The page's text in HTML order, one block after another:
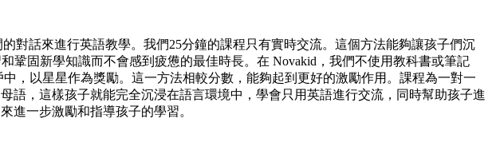
對話來進行英語教學。我們25分鐘的課程只有實時交流。這個方法能夠讓孩子們沉
鞏固新學知識而不會感到疲憊的最佳時長。在 Novakid，我們不使用教科書或筆記
以星星作為獎勵。這一方法相較分數，能夠起到更好的激勵作用。課程為一對一
，這樣孩子就能完全沉浸在語言環境中，學會只用英語進行交流，同時幫助孩子進
進一步激勵和指導孩子的學習。